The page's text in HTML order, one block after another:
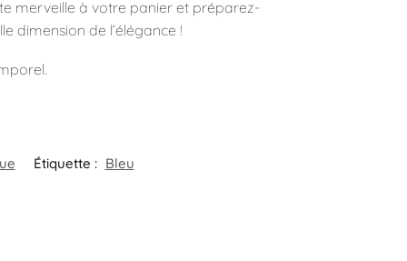
merveille à votre panier et préparez-
dimension de l’élégance !
Étiquette : Bleu